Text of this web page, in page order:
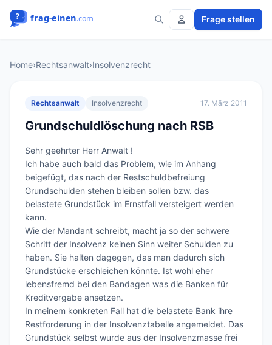
Frage stellen
Home›Rechtsanwalt›Insolvenzrecht
Rechtsanwalt Insolvenzrecht 17. März 2011
Grundschuldlöschung nach RSB
Sehr geehrter Herr Anwalt !
Ich habe auch bald das Problem, wie im Anhang
beigefügt, das nach der Restschuldbefreiung
Grundschulden stehen bleiben sollen bzw. das
belastete Grundstück im Ernstfall versteigert werden
kann.
Wie der Mandant schreibt, macht ja so der schwere
Schritt der Insolvenz keinen Sinn weiter Schulden zu
haben. Sie halten dagegen, das man dadurch sich
Grundstücke erschleichen könnte. Ist wohl eher
lebensfremd bei den Bandagen was die Banken für
Kreditvergabe ansetzen.
In meinem konkreten Fall hat die belastete Bank ihre
Restforderung in der Insolvenztabelle angemeldet. Das
Grundstück selbst wurde aus der Insolvenzmasse frei